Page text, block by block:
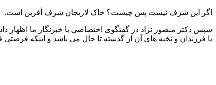
اگر این شرف نیست پس چیست؟ خاک لاریجان شرف آفرین است.
سپس دکتر منصور نژاد در گفتگوی اختصاصی با خبرنگار ما اظهار
با فرزندان و نخبه های آن از گذشته تا حال می باشد و اینکه